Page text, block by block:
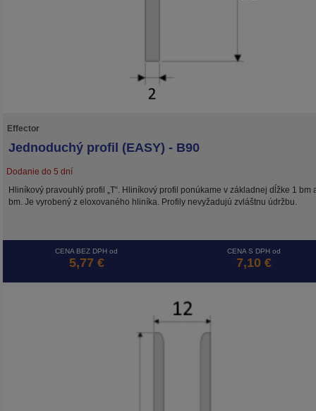
Effector
Jednoduchý profil (EASY) - B90
Dodanie do 5 dní
Hliníkový pravouhlý profil „T“. Hliníkový profil ponúkame v základnej dĺžke 1 bm
bm. Je vyrobený z eloxovaného hliníka. Profily nevyžadujú zvláštnu údržbu.
CENA BEZ DPH od
5,77 €
CENA S DPH od
7,10 €